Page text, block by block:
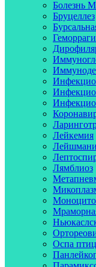
Болезнь
Бруцеллез
Лейкемия
Лямблиоз
Оспа птиц